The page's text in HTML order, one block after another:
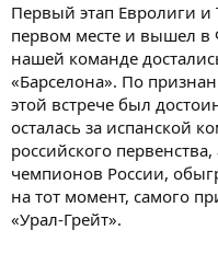
Первый этап Евролиги
первом месте и вышел
нашей команде
«Барселона». По
этой встрече был
осталась за испанской
российского
чемпионов России,
на тот момент, самого
«Урал-Грейт».